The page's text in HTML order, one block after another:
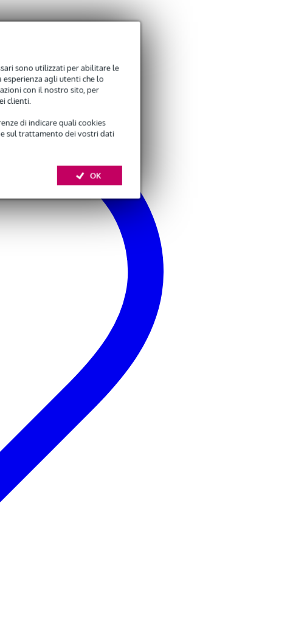
sono utilizzati per abilitare le
agli utenti che lo
con il nostro sito, per
clienti.
di indicare quali cookies
sul trattamento dei vostri dati
OK